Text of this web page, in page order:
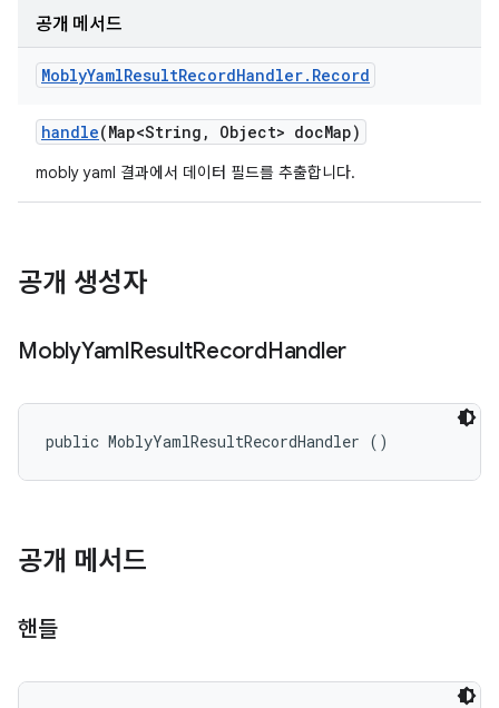
공개 메서드
MoblyYamlResultRecordHandler. Record
handle(Map<String , Object> docMap)
mobly yaml 결과에서 데이터 필드를 추출합니다.
공개 생성자
MoblyYamlResultRecordHandler
public MoblyYamlResultRecordHandler ()
공개 메서드
핸들